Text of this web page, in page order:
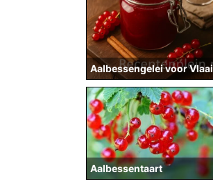
Aalbessengelei voor Vlaai
Aalbessentaart